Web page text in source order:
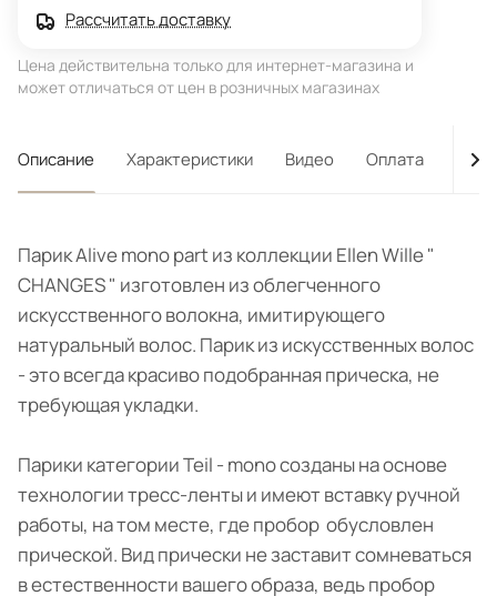
Рассчитать доставку
Цена действительна только для интернет-магазина и
может отличаться от цен в розничных магазинах
Описание Характеристики Видео Оплата
Парик Alive mono part из коллекции Ellen Wille "
CHANGES " изготовлен из облегченного
искусственного волокна, имитирующего
натуральный волос. Парик из искусственных волос
- это всегда красиво подобранная прическа, не
требующая укладки.
Парики категории Teil - mono созданы на основе
технологии тресс-ленты и имеют вставку ручной
работы, на том месте, где пробор обусловлен
прической. Вид прически не заставит сомневаться
в естественности вашего образа, ведь пробор